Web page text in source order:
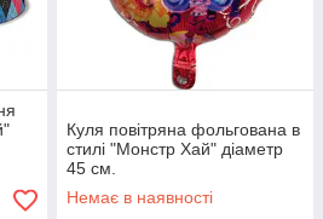
Куля повітряна фольгована в
стилі "Монстр Хай" діаметр
45 см.
Немає в наявності